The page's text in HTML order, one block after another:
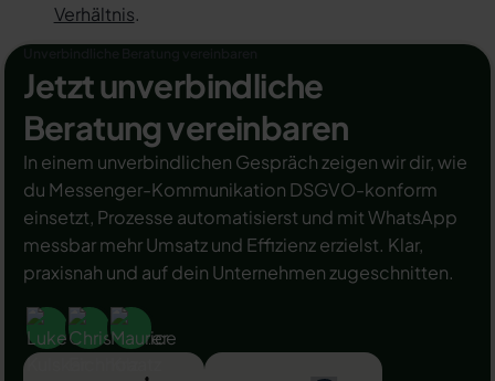
Verhältnis.
Jetzt unverbindliche
Beratung vereinbaren
In einem unverbindlichen Gespräch zeigen wir dir, wie
du Messenger-Kommunikation DSGVO-konform
einsetzt, Prozesse automatisierst und mit WhatsApp
messbar mehr Umsatz und Effizienz erzielst. Klar,
praxisnah und auf dein Unternehmen zugeschnitten.